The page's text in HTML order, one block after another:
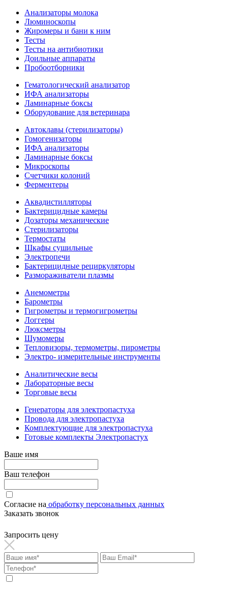
Анализаторы молока
Люминоскопы
Жиромеры и бани к ним
Тесты
Тесты на антибиотики
Доильные аппараты
Пробоотборники
Гематологический анализатор
ИФА анализаторы
Ламинарные боксы
Оборудование для ветеринара
Автоклавы (стерилизаторы)
Гомогенизаторы
ИФА анализаторы
Ламинарные боксы
Микроскопы
Счетчики колоний
Ферментеры
Аквадистилляторы
Бактерицидные камеры
Дозаторы механические
Стерилизаторы
Термостаты
Шкафы сушильные
Электропечи
Бактерицидные рециркуляторы
Размораживатели плазмы
Анемометры
Барометры
Гигрометры и термогигрометры
Логгеры
Люксметры
Шумомеры
Тепловизоры, термометры, пирометры
Электро- измерительные инструменты
Аналитические весы
Лабораторные весы
Торговые весы
Генераторы для электропастуха
Провода для электропастуха
Комплектующие для электропастуха
Готовые комплекты Электропастух
Ваше имя
Ваш телефон
Согласие на обработку персональных данных
Заказать звонок
Запросить цену